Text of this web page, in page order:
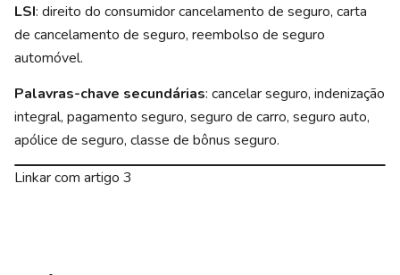
LSI: direito do consumidor cancelamento de seguro, carta
de cancelamento de seguro, reembolso de seguro
automóvel.
Palavras-chave secundárias: cancelar seguro, indenização
integral, pagamento seguro, seguro de carro, seguro auto,
apólice de seguro, classe de bônus seguro.
Linkar com artigo 3